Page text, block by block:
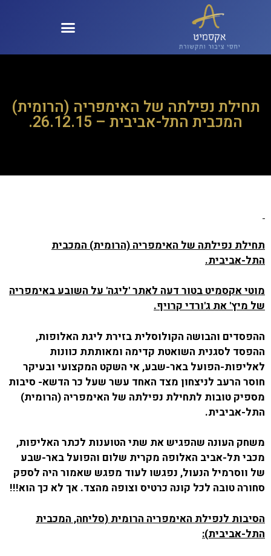
תחילת נפילתה של האימפריה (הרומית)
המכבית התל-אביבית – 26.12.15.
תחילת נפילתה של האימפריה (הרומית) המכבית
התל-אביבית.
מוטי אקסמיט בטור דעה לאתר 'ליגה' על השובע באימפריה
של מיץ' את ג'ורדי קרויף.
ההפסדים והבושה הקולוסלית בזירת ליגת האלופות,
ההפסד לסגנית השואטת קדימה ומאותתת כוונות
לאליפות-הפועל באר-שבע, אי השקט המקצועי ובעיקר
חוסר הרעב לניצחון מצד האחד עשר שעל כר הדשא- סיבות
מספיק טובות לתחילת נפילתה של האימפריה (הרומית)
התל-אביבית.
משחק העונה שהפגיש את שתי הטוענות לכתר האליפות,
מכבי תל-אביב האלופה מקרית שלום והפועל באר-שבע
של ווסרמיל הנעול, נפגשו לעוד מפגש שאמור היה לספק
סחורה טובה לכל קונה כרטיס וצופה מהצד. אך לא כך הוא!!!
הסיבות לנפילת האימפריה הרומית (סליחה, המכבית
התל-אביבית):